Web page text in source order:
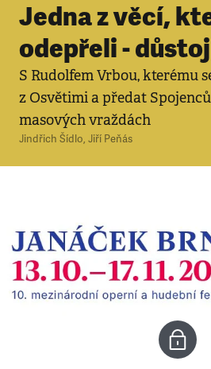
Jedna z věcí,
odepřeli -
S Rudolfem Vrbou, kterému
z Osvětimi a předat
masových vraždách
Jindřich Šídlo, Jiří Peňás